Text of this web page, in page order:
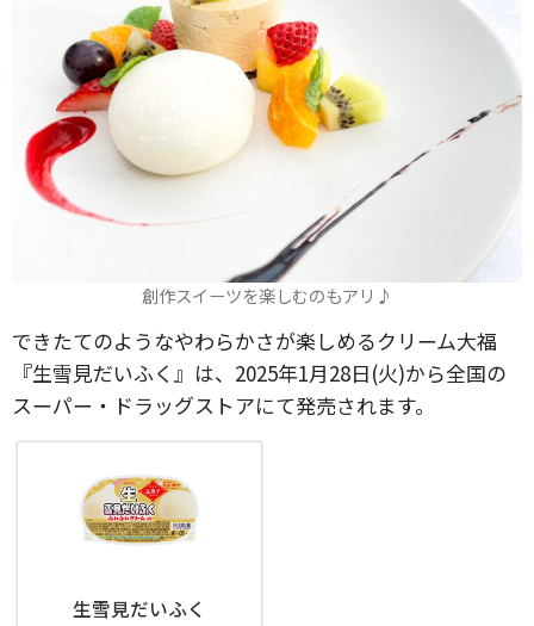
創作スイーツを楽しむのもアリ♪
できたてのようなやわらかさが楽しめるクリーム大福
『生雪見だいふく』は、2025年1月28日(火)から全国の
スーパー・ドラッグストアにて発売されます。
生雪見だいふく